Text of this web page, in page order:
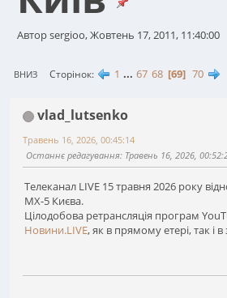
Автор sergioo, Жовтень 17, 2011, 11:40:00
ВНИЗ Сторінок 1 ... 67 68 69 70
vlad_lutsenko
Травень 16, 2026, 00:45:14
Останнє редагування: Травень 16, 2026,
Телеканал LIVE 15 травня 2026 року
МХ-5 Києва.
Цілодобова ретрансляція програм
Новини.LIVE, як в прямому етері, так і в